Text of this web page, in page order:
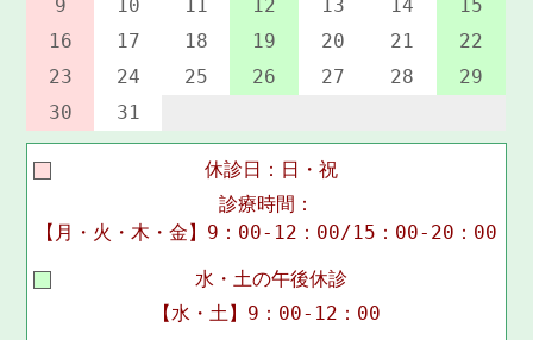
9
10 11 12 13 14
15
16
17 18 19 20 21
22
23
24 25 26 27 28
29
30
31
休診日：日・祝
診療時間：
【月・火・木・金】9：00-12：00/15：00-20：00
水・土の午後休診
【水・土】9：00-12：00